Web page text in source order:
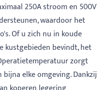
250A stroom en 500V
waardoor het
Of u zich nu in koude
kustgebieden bevindt, het
zorgt
elke omgeving. Dankzij